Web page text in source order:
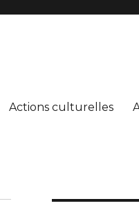
Actions culturelles